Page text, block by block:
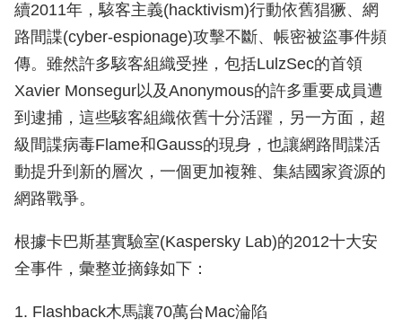
續2011年，駭客主義(hacktivism)行動依舊猖獗、網
路間諜(cyber-espionage)攻擊不斷、帳密被盜事件頻
傳。雖然許多駭客組織受挫，包括LulzSec的首領
Xavier Monsegur以及Anonymous的許多重要成員遭
到逮捕，這些駭客組織依舊十分活躍，另一方面，超
級間諜病毒Flame和Gauss的現身，也讓網路間諜活
動提升到新的層次，一個更加複雜、集結國家資源的
網路戰爭。
根據卡巴斯基實驗室(Kaspersky Lab)的2012十大安
全事件，彙整並摘錄如下：
1. Flashback木馬讓70萬台Mac淪陷